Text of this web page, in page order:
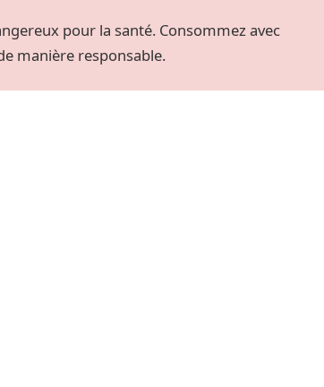
pour la santé. Consommez avec
manière responsable.